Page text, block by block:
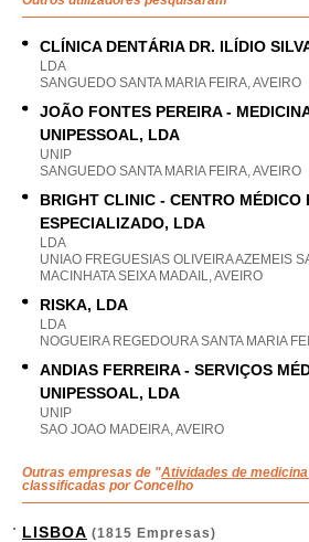
CLÍNICA DENTÁRIA DR. ILÍDIO
LDA
SANGUEDO SANTA MARIA FEIRA, AVEIRO
JOÃO FONTES PEREIRA -
UNIPESSOAL, LDA
UNIP
SANGUEDO SANTA MARIA FEIRA, AVEIRO
BRIGHT CLINIC - CENTRO MÉDICO
ESPECIALIZADO, LDA
LDA
UNIAO FREGUESIAS OLIVEIRA AZEMEIS
MACINHATA SEIXA MADAIL, AVEIRO
RISKA, LDA
LDA
NOGUEIRA REGEDOURA SANTA MARIA
ANDIAS FERREIRA - SERVIÇOS
UNIPESSOAL, LDA
UNIP
SAO JOAO MADEIRA, AVEIRO
Outras empresas de "Atividades de
classificadas por Concelho
LISBOA (1815 Empresas)